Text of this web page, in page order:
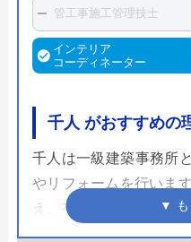
管工事施工管理技士
インテリア
コーディネーター
千人 がおすすめの
千人は一級建築事務所
やリフォームを行いま
え、有資格者が今まで
フォームプランを提案